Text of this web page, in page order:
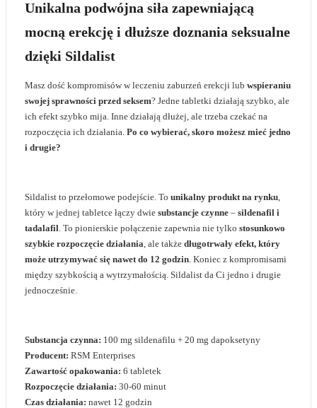
Unikalna podwójna siła zapewniającą
mocną erekcję i dłuższe doznania seksualne
dzięki Sildalist
Masz dość kompromisów w leczeniu zaburzeń erekcji lub wspieraniu
swojej sprawności przed seksem? Jedne tabletki działają szybko, ale
ich efekt szybko mija. Inne działają dłużej, ale trzeba czekać na
rozpoczęcia ich działania. Po co wybierać, skoro możesz mieć jedno
i drugie?
Sildalist to przełomowe podejście. To unikalny produkt na rynku,
który w jednej tabletce łączy dwie substancje czynne – sildenafil i
tadalafil. To pionierskie połączenie zapewnia nie tylko stosunkowo
szybkie rozpoczęcie działania, ale także długotrwały efekt, który
może utrzymywać się nawet do 12 godzin. Koniec z kompromisami
między szybkością a wytrzymałością. Sildalist da Ci jedno i drugie
jednocześnie.
Substancja czynna: 100 mg sildenafilu + 20 mg dapoksetyny
Producent: RSM Enterprises
Zawartość opakowania: 6 tabletek
Rozpoczęcie działania: 30-60 minut
Czas działania: nawet 12 godzin